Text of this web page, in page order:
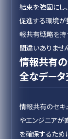
結束を強固にし
促進する環境が
報共有戦略を持
間違いありませ
情報共有の
全なデー
情報共有のセキ
やエンジニアが
を確保するため